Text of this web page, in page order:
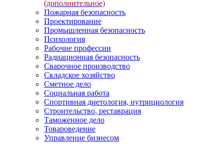
(дополнительное)
Пожарная безопасность
Проектирование
Промышленная безопасность
Психология
Рабочие профессии
Радиационная безопасность
Сварочное производство
Складское хозяйство
Сметное дело
Социальная работа
Спортивная диетология, нутрициология
Строительство, реставрация
Таможенное дело
Товароведение
Управление бизнесом